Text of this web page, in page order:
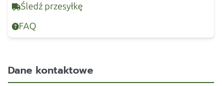
Śledź przesyłkę
FAQ
Dane kontaktowe